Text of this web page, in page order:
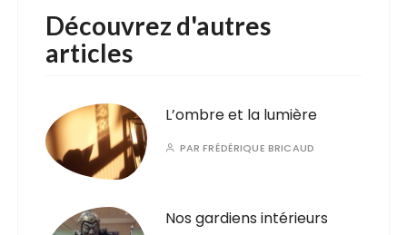
Découvrez d'autres
articles
L’ombre et la lumière
PARFRÉDÉRIQUE BRICAUD
Nos gardiens intérieurs